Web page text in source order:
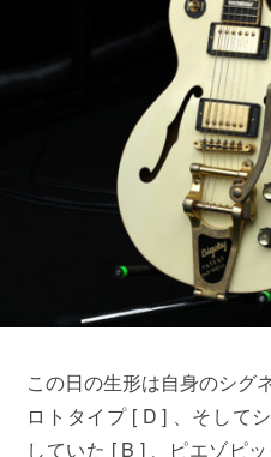
この日の生形は自身のシグ
ロトタイプ [ D ] 、そして
していた [ B ] 、ピエゾピ